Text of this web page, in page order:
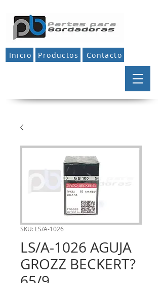
Inicio Productos Contacto
SKU: LS/A-1026
LS/A-1026 AGUJA
GROZZ BECKERT?